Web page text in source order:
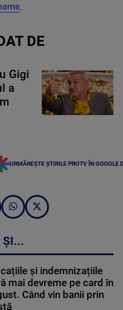
,
DE
Gigi
a
URMĂREȘTE ȘTIRILE PROTV ÎN GOOGLE
ȘI...
și indemnizațiile
mai devreme pe card în
Când vin banii prin